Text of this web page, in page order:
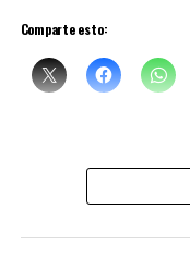
Comparte esto: